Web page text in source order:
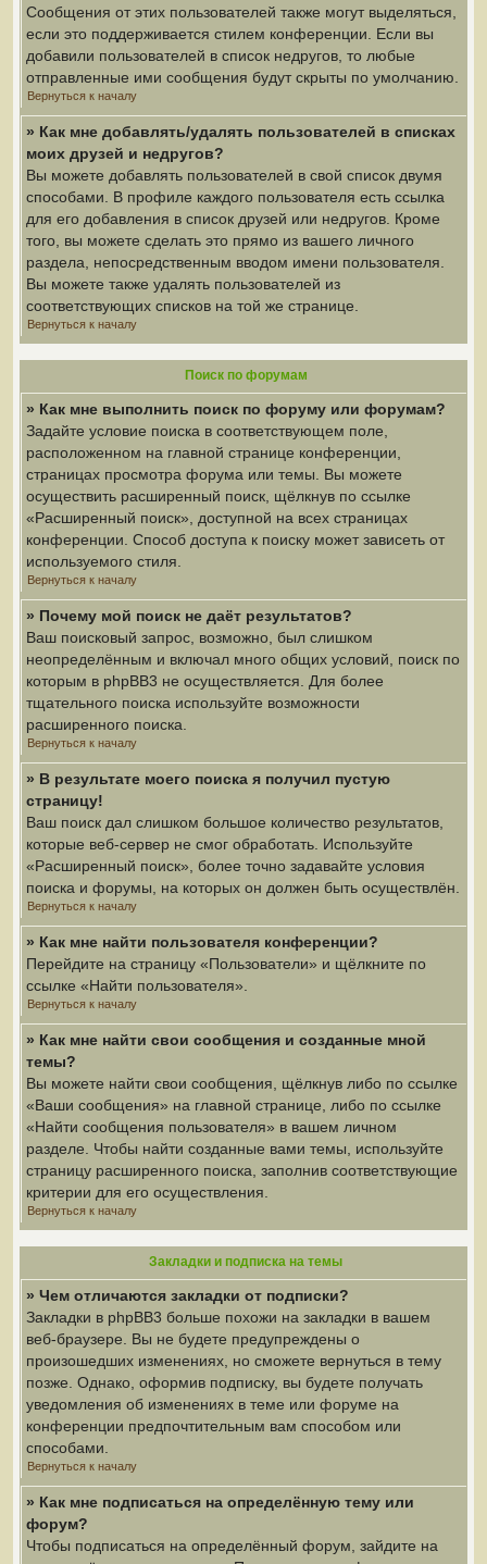
Сообщения от этих пользователей также могут выделяться,
если это поддерживается стилем конференции. Если вы
добавили пользователей в список недругов, то любые
отправленные ими сообщения будут скрыты по умолчанию.
Вернуться к началу
» Как мне добавлять/удалять пользователей в списках
моих друзей и недругов?
Вы можете добавлять пользователей в свой список двумя
способами. В профиле каждого пользователя есть ссылка
для его добавления в список друзей или недругов. Кроме
того, вы можете сделать это прямо из вашего личного
раздела, непосредственным вводом имени пользователя.
Вы можете также удалять пользователей из
соответствующих списков на той же странице.
Вернуться к началу
Поиск по форумам
» Как мне выполнить поиск по форуму или форумам?
Задайте условие поиска в соответствующем поле,
расположенном на главной странице конференции,
страницах просмотра форума или темы. Вы можете
осуществить расширенный поиск, щёлкнув по ссылке
«Расширенный поиск», доступной на всех страницах
конференции. Способ доступа к поиску может зависеть от
используемого стиля.
Вернуться к началу
» Почему мой поиск не даёт результатов?
Ваш поисковый запрос, возможно, был слишком
неопределённым и включал много общих условий, поиск по
которым в phpBB3 не осуществляется. Для более
тщательного поиска используйте возможности
расширенного поиска.
Вернуться к началу
» В результате моего поиска я получил пустую
страницу!
Ваш поиск дал слишком большое количество результатов,
которые веб-сервер не смог обработать. Используйте
«Расширенный поиск», более точно задавайте условия
поиска и форумы, на которых он должен быть осуществлён.
Вернуться к началу
» Как мне найти пользователя конференции?
Перейдите на страницу «Пользователи» и щёлкните по
ссылке «Найти пользователя».
Вернуться к началу
» Как мне найти свои сообщения и созданные мной
темы?
Вы можете найти свои сообщения, щёлкнув либо по ссылке
«Ваши сообщения» на главной странице, либо по ссылке
«Найти сообщения пользователя» в вашем личном
разделе. Чтобы найти созданные вами темы, используйте
страницу расширенного поиска, заполнив соответствующие
критерии для его осуществления.
Вернуться к началу
Закладки и подписка на темы
» Чем отличаются закладки от подписки?
Закладки в phpBB3 больше похожи на закладки в вашем
веб-браузере. Вы не будете предупреждены о
произошедших изменениях, но сможете вернуться в тему
позже. Однако, оформив подписку, вы будете получать
уведомления об изменениях в теме или форуме на
конференции предпочтительным вам способом или
способами.
Вернуться к началу
» Как мне подписаться на определённую тему или
форум?
Чтобы подписаться на определённый форум, зайдите на